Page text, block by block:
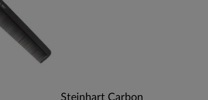
Steinhart Carbon